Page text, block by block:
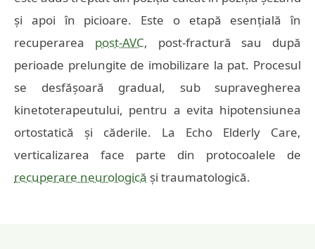
și apoi în picioare. Este o etapă esențială în
recuperarea post-AVC, post-fractură sau după
perioade prelungite de imobilizare la pat. Procesul
se desfășoară gradual, sub supravegherea
kinetoterapeutului, pentru a evita hipotensiunea
ortostatică și căderile. La Echo Elderly Care,
verticalizarea face parte din protocoalele de
recuperare neurologică și traumatologică.